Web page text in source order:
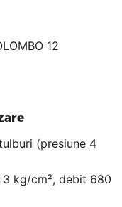
12
(presiune 4
kg/cm², debit 680